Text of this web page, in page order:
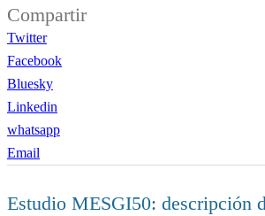
Compartir
Twitter
Facebook
Bluesky
Linkedin
whatsapp
Email
Estudio MESGI50: descripción